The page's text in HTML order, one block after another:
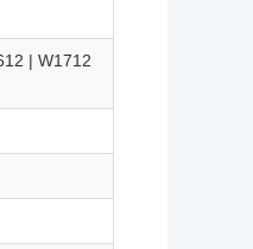
| W1712